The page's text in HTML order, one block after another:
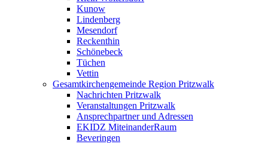
Kunow
Lindenberg
Mesendorf
Reckenthin
Schönebeck
Tüchen
Vettin
Gesamtkirchengemeinde Region Pritzwalk
Nachrichten Pritzwalk
Veranstaltungen Pritzwalk
Ansprechpartner und Adressen
EKIDZ MiteinanderRaum
Beveringen